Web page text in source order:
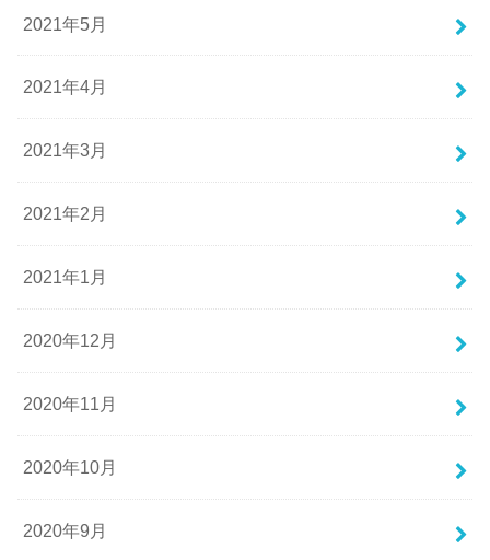
2021年5月
2021年4月
2021年3月
2021年2月
2021年1月
2020年12月
2020年11月
2020年10月
2020年9月